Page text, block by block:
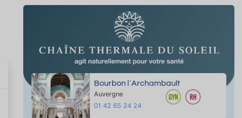
Bourbon l`Archambault
Auvergne
01 42 65 24 24